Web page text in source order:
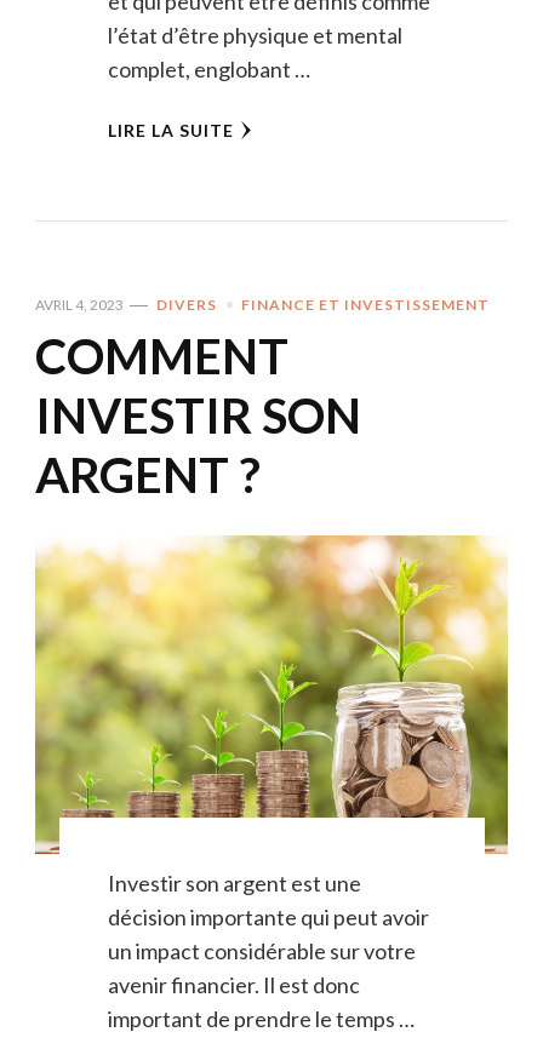
l’état d’être physique et mental
complet, englobant …
LIRE LA SUITE
AVRIL 4, 2023 DIVERS FINANCE ET INVESTISSEMENT
COMMENT
INVESTIR SON
ARGENT ?
Investir son argent est une
décision importante qui peut avoir
un impact considérable sur votre
avenir financier. Il est donc
important de prendre le temps …